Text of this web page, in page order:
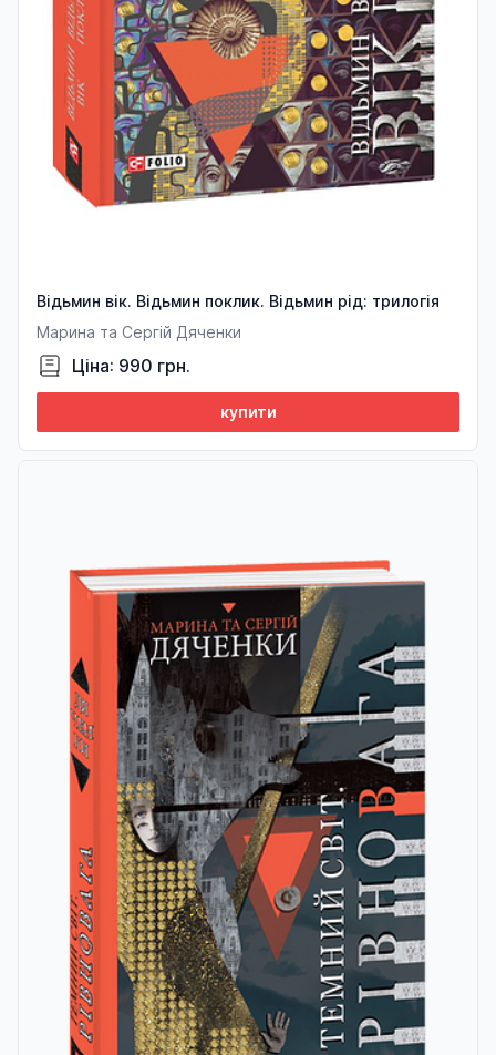
Відьмин вік. Відьмин поклик. Відьмин рід: трилогія
Марина та Сергій Дяченки
Ціна: 990 грн.
купити